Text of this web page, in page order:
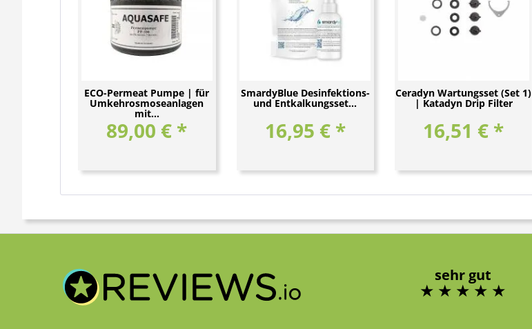
ECO-Permeat Pumpe | für
Umkehrosmoseanlagen
mit...
89,00 € *
SmardyBlue Desinfektions-
und Entkalkungsset...
16,95 € *
Ceradyn Wartungsset (Set 1)
| Katadyn Drip Filter
16,51 € *
sehr gut